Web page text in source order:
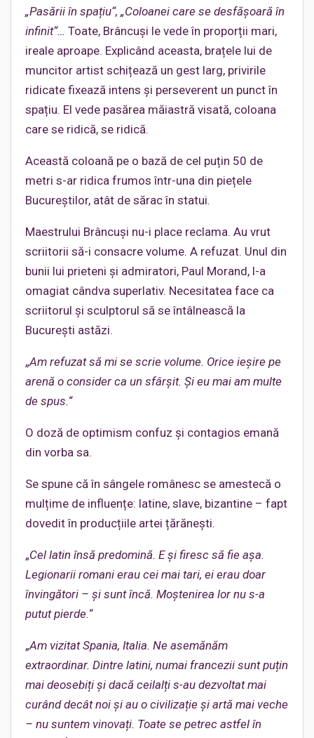
„Pasării în spațiu“, „Coloanei care se desfășoară în
infinit“… Toate, Brâncuși le vede în proporții mari,
ireale aproape. Explicând aceasta, brațele lui de
muncitor artist schițează un gest larg, privirile
ridicate fixează intens și perseverent un punct în
spațiu. El vede pasărea măiastră visată, coloana
care se ridică, se ridică.
Această coloană pe o bază de cel puțin 50 de
metri s-ar ridica frumos într-una din piețele
Bucureştilor, atât de sărac în statui.
Maestrului Brâncuși nu-i place reclama. Au vrut
scriitorii să-i consacre volume. A refuzat. Unul din
bunii lui prieteni și admiratori, Paul Morand, l-a
omagiat cândva superlativ. Necesitatea face ca
scriitorul și sculptorul să se întâlnească la
București astăzi.
„Am refuzat să mi se scrie volume. Orice ieșire pe
arenă o consider ca un sfârșit. Și eu mai am multe
de spus.“
O doză de optimism confuz și contagios emană
din vorba sa.
Se spune că în sângele românesc se amestecă o
mulțime de influențe: latine, slave, bizantine – fapt
dovedit în producțiile artei țărănești.
„Cel latin însă predomină. E și firesc să fie așa.
Legionarii romani erau cei mai tari, ei erau doar
învingători – și sunt încă. Moștenirea lor nu s-a
putut pierde.“
„Am vizitat Spania, Italia. Ne asemănăm
extraordinar. Dintre latini, numai francezii sunt puțin
mai deosebiți și dacă ceilalți s-au dezvoltat mai
curând decât noi și au o civilizație și artă mai veche
– nu suntem vinovați. Toate se petrec astfel în